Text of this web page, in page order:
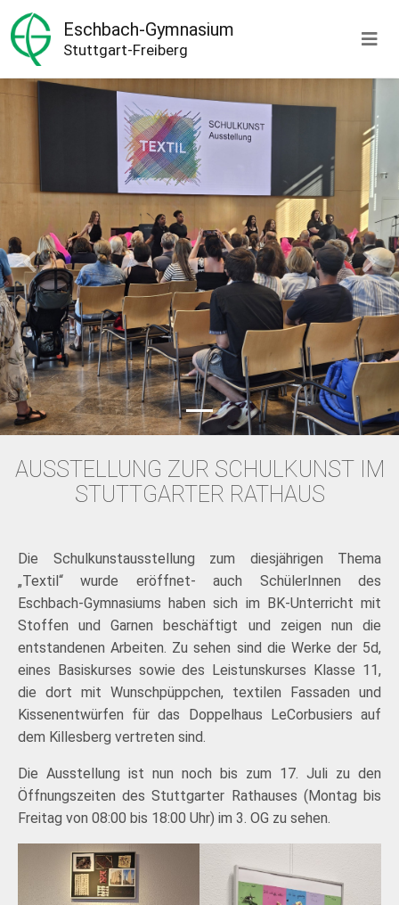
Eschbach-Gymnasium
Stuttgart-Freiberg
Previous Next
AUSSTELLUNG ZUR SCHULKUNST IM
STUTTGARTER RATHAUS
Die Schulkunstausstellung zum diesjährigen Thema
„Textil“ wurde eröffnet- auch SchülerInnen des
Eschbach-Gymnasiums haben sich im BK-Unterricht mit
Stoffen und Garnen beschäftigt und zeigen nun die
entstandenen Arbeiten. Zu sehen sind die Werke der 5d,
eines Basiskurses sowie des Leistunskurses Klasse 11,
die dort mit Wunschpüppchen, textilen Fassaden und
Kissenentwürfen für das Doppelhaus LeCorbusiers auf
dem Killesberg vertreten sind.
Die Ausstellung ist nun noch bis zum 17. Juli zu den
Öffnungszeiten des Stuttgarter Rathauses (Montag bis
Freitag von 08:00 bis 18:00 Uhr) im 3. OG zu sehen.